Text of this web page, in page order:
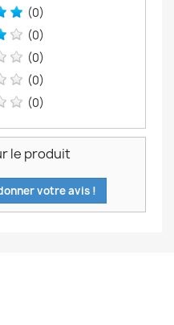
(0)
(0)
(0)
(0)
(0)
le produit
votre avis !